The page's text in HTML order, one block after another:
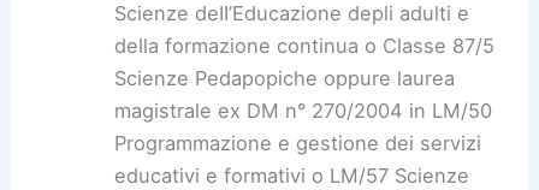
Scienze deII’Educazione depli adulti e
della formazione continua o Classe 87/5
Scienze Pedapopiche oppure laurea
magistrale ex DM n° 270/2004 in LM/50
Programmazione e gestione dei servizi
educativi e formativi o LM/57 Scienze